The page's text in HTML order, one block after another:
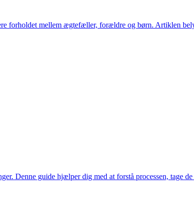
forholdet mellem ægtefæller, forældre og børn. Artiklen
Denne guide hjælper dig med at forstå processen, tage